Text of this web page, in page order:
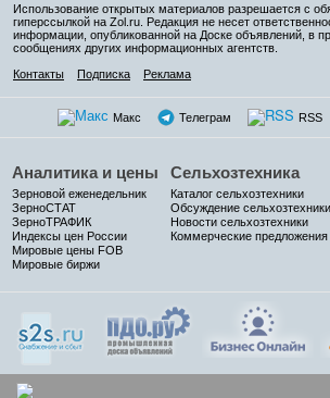
Использование открытых материалов разрешается с
гиперссылкой на Zol.ru. Редакция не несет
информации, опубликованной на Доске объявлений, в
сообщениях других информационных агентств.
Контакты
Подписка Реклама
Макс Телеграм RSS
Аналитика и цены
Зерновой еженедельник
ЗерноСТАТ
ЗерноТРАФИК
Индексы цен России
Мировые цены FOB
Мировые биржи
Сельхозтехника
Каталог сельхозтехники
Обсуждение сельхозтехники
Новости сельхозтехники
Коммерческие предложения